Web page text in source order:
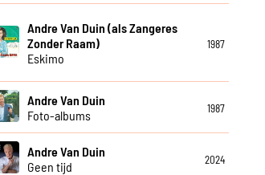
Andre Van Duin (als Zangeres
Zonder Raam)
Eskimo
1987
Andre Van Duin
Foto-albums
1987
Andre Van Duin
Geen tijd
2024